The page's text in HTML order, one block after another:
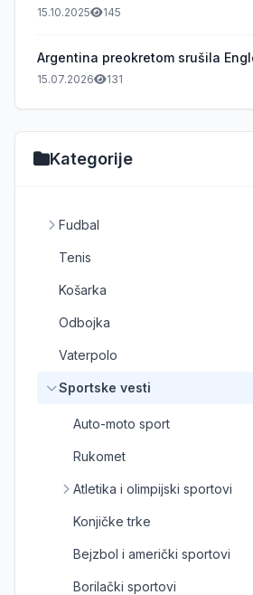
15.10.2025 145
Argentina preokretom srušila
15.07.2026 131
Kategorije
Fudbal
Tenis
Košarka
Odbojka
Vaterpolo
Sportske vesti
Auto-moto sport
Rukomet
Atletika i olimpijski sportovi
Konjičke trke
Bejzbol i američki sportovi
Borilački sportovi